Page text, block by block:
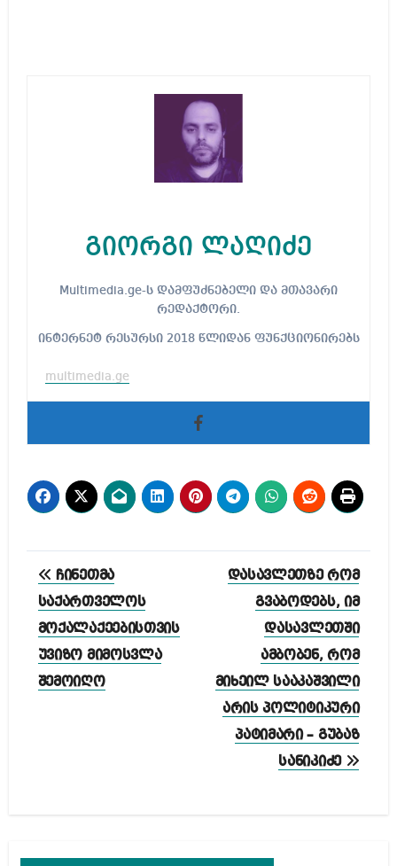
გიორგი ლაღიძე
Multimedia.ge-ს დამფუძნებელი და მთავარი
რედაქტორი.
ინტერნეტ რესურსი 2018 წლიდან ფუნქციონირებს
multimedia.ge
პოსტის
ნავიგაცია
ჩინეთმა
საქართველოს
მოქალაქეებისთვის
უვიზო მიმოსვლა
შემოიღო
დასავლეთზე რომ
გვაბოდებს, იმ
დასავლეთში
ამბობენ, რომ
მიხეილ სააკაშვილი
არის პოლიტიკური
პატიმარი – გუბაზ
სანიკიძე